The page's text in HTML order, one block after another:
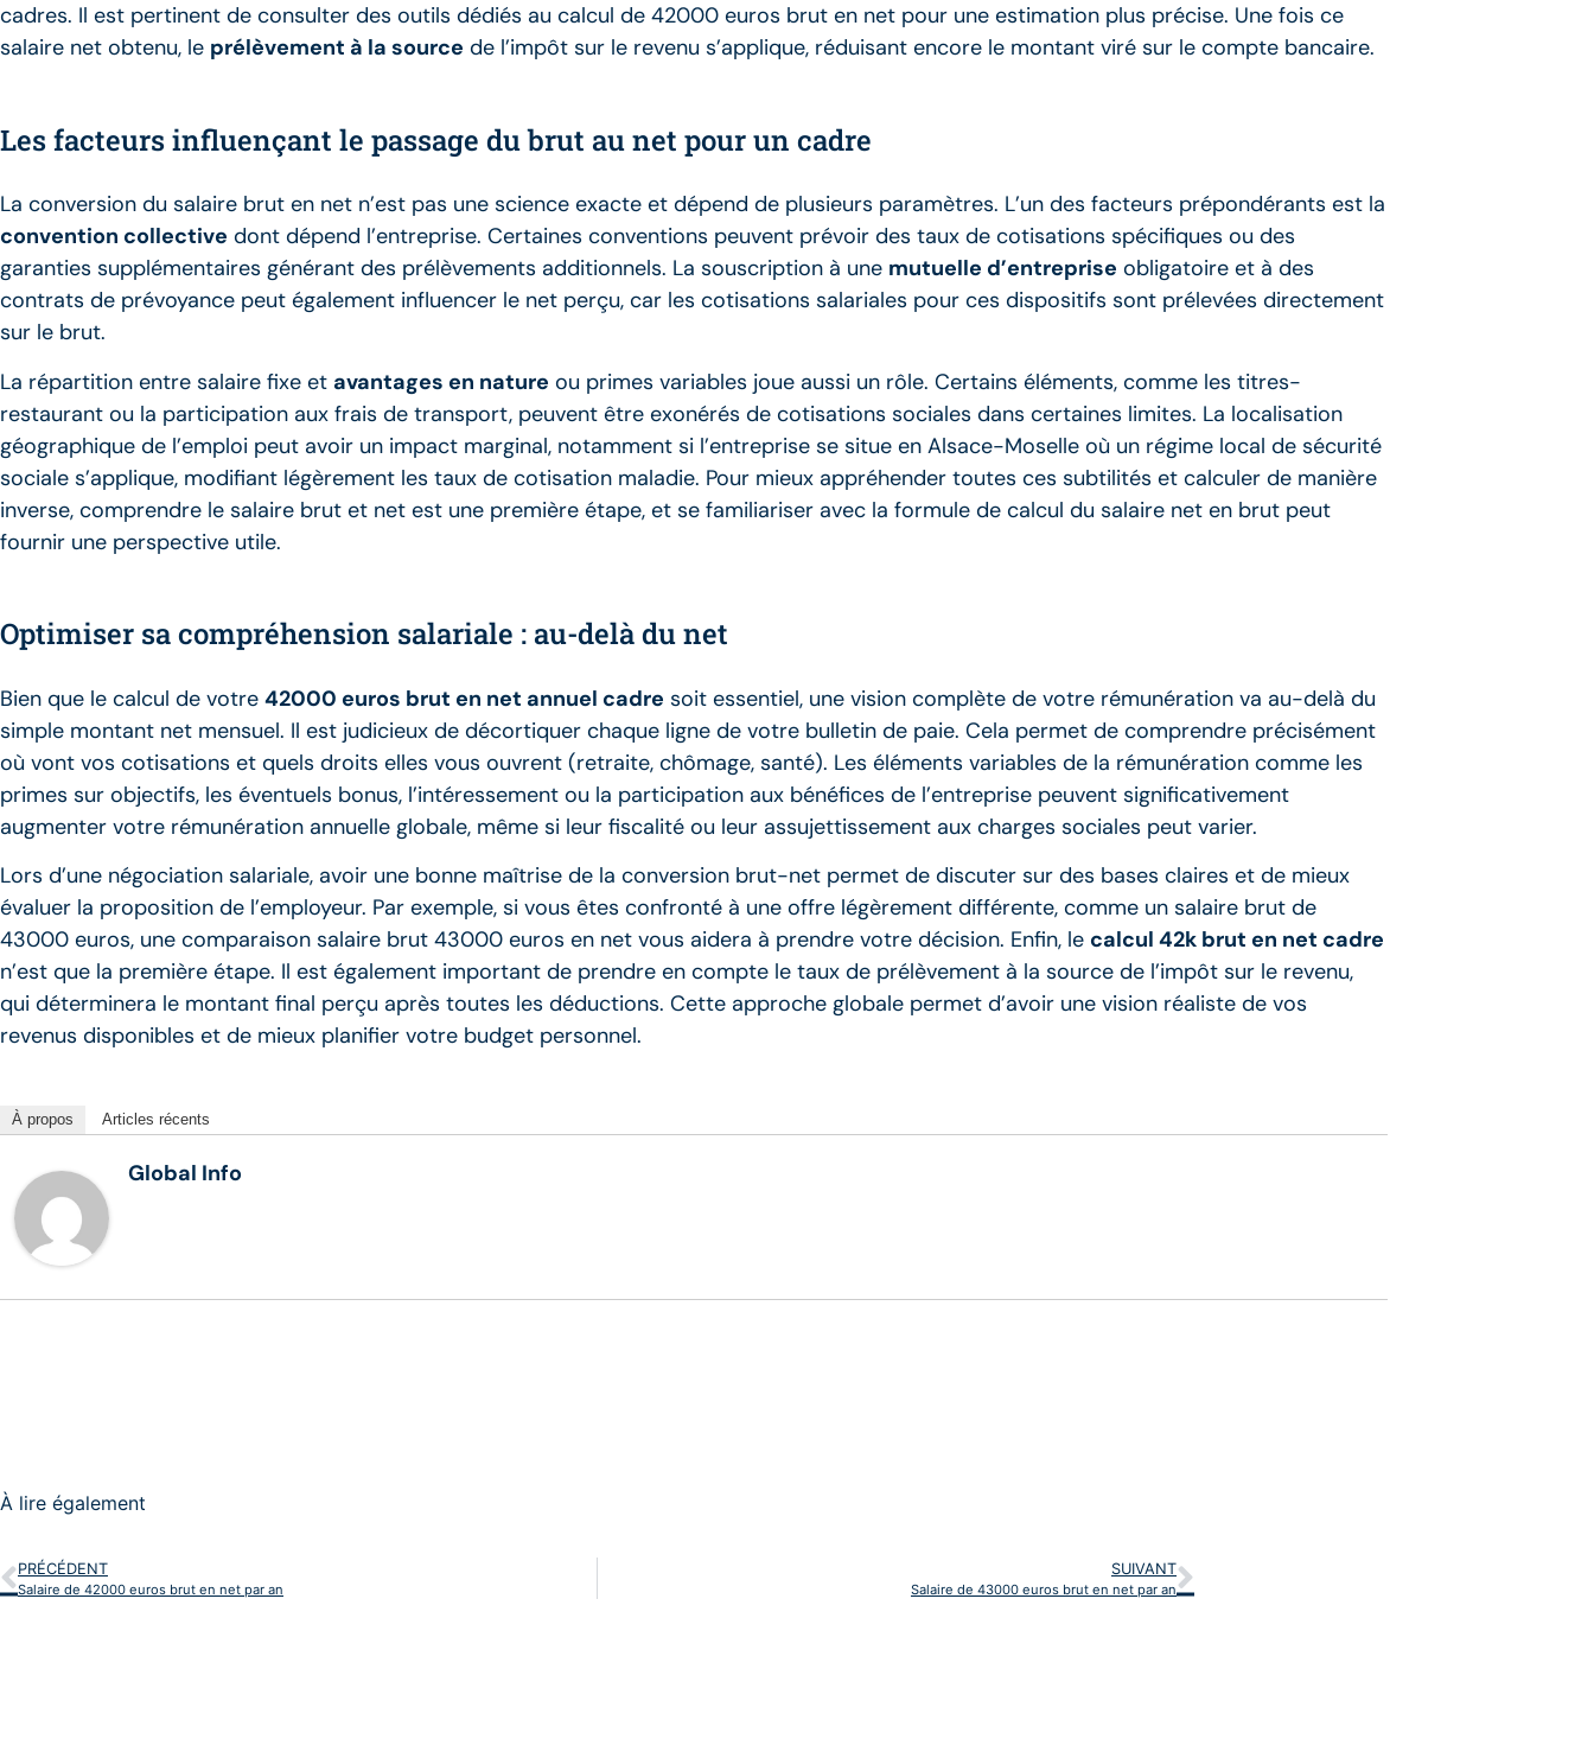
cadres. Il est pertinent de consulter des outils dédiés au calcul de 42000 euros brut en net pour une estimation plus précise. Une fois ce
salaire net obtenu, le prélèvement à la source de l’impôt sur le revenu s’applique, réduisant encore le montant viré sur le compte bancaire.
Les facteurs influençant le passage du brut au net pour un cadre
La conversion du salaire brut en net n’est pas une science exacte et dépend de plusieurs paramètres. L’un des facteurs prépondérants est la
convention collective dont dépend l’entreprise. Certaines conventions peuvent prévoir des taux de cotisations spécifiques ou des
garanties supplémentaires générant des prélèvements additionnels. La souscription à une mutuelle d’entreprise obligatoire et à des
contrats de prévoyance peut également influencer le net perçu, car les cotisations salariales pour ces dispositifs sont prélevées directement
sur le brut.
La répartition entre salaire fixe et avantages en nature ou primes variables joue aussi un rôle. Certains éléments, comme les titres-
restaurant ou la participation aux frais de transport, peuvent être exonérés de cotisations sociales dans certaines limites. La localisation
géographique de l’emploi peut avoir un impact marginal, notamment si l’entreprise se situe en Alsace-Moselle où un régime local de sécurité
sociale s’applique, modifiant légèrement les taux de cotisation maladie. Pour mieux appréhender toutes ces subtilités et calculer de manière
inverse, comprendre le salaire brut et net est une première étape, et se familiariser avec la formule de calcul du salaire net en brut peut
fournir une perspective utile.
Optimiser sa compréhension salariale : au-delà du net
Bien que le calcul de votre 42000 euros brut en net annuel cadre soit essentiel, une vision complète de votre rémunération va au-delà du
simple montant net mensuel. Il est judicieux de décortiquer chaque ligne de votre bulletin de paie. Cela permet de comprendre précisément
où vont vos cotisations et quels droits elles vous ouvrent (retraite, chômage, santé). Les éléments variables de la rémunération comme les
primes sur objectifs, les éventuels bonus, l’intéressement ou la participation aux bénéfices de l’entreprise peuvent significativement
augmenter votre rémunération annuelle globale, même si leur fiscalité ou leur assujettissement aux charges sociales peut varier.
Lors d’une négociation salariale, avoir une bonne maîtrise de la conversion brut-net permet de discuter sur des bases claires et de mieux
évaluer la proposition de l’employeur. Par exemple, si vous êtes confronté à une offre légèrement différente, comme un salaire brut de
43000 euros, une comparaison salaire brut 43000 euros en net vous aidera à prendre votre décision. Enfin, le calcul 42k brut en net cadre
n’est que la première étape. Il est également important de prendre en compte le taux de prélèvement à la source de l’impôt sur le revenu,
qui déterminera le montant final perçu après toutes les déductions. Cette approche globale permet d’avoir une vision réaliste de vos
revenus disponibles et de mieux planifier votre budget personnel.
À propos Articles récents
Global Info
À lire également
PRÉCÉDENT
Salaire de 42000 euros brut en net par an
SUIVANT
Salaire de 43000 euros brut en net par an